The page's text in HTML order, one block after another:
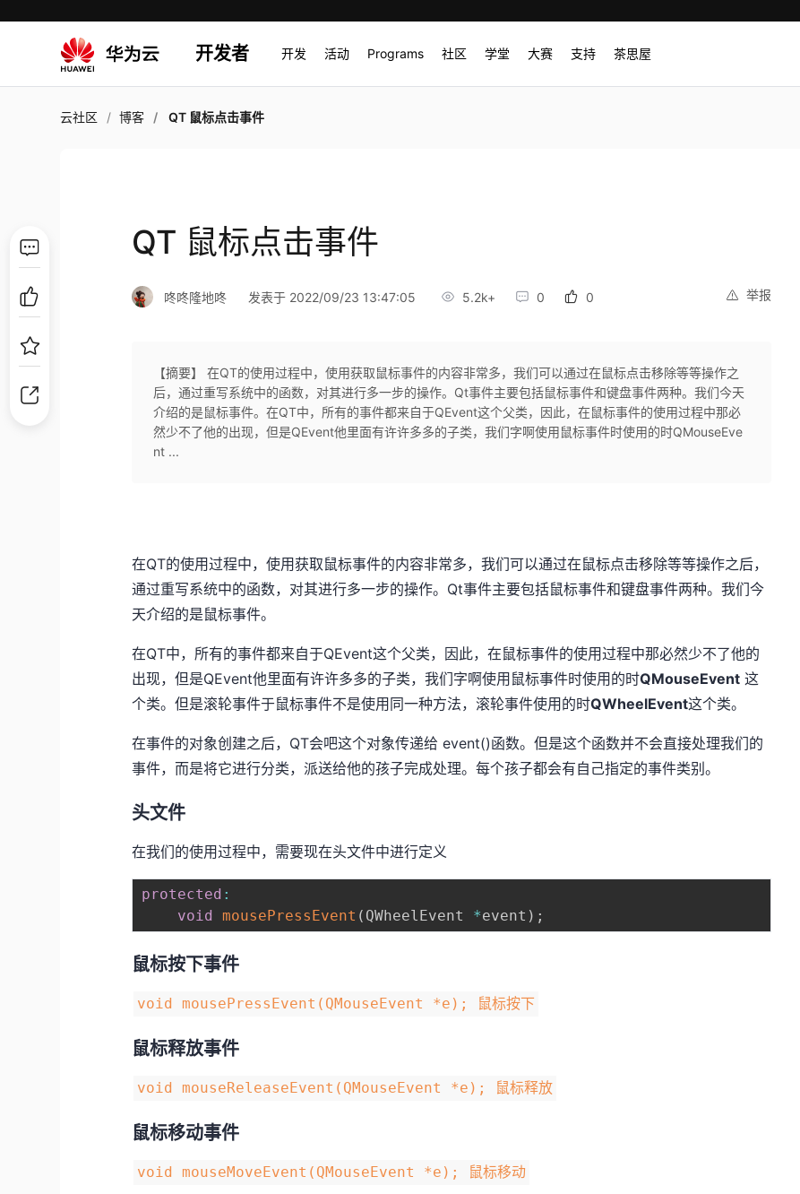
开发者 开发 活动 Programs 社区 学堂 大赛 支持 茶思屋
云社区 博客 QT 鼠标点击事件
QT 鼠标点击事件
举报
咚咚隆地咚 发表于 2022/09/23 13:47:05 5.2k+ 0 0
【摘要】 在QT的使用过程中，使用获取鼠标事件的内容非常多，我们可以通过在鼠标点击移除等等操作之
后，通过重写系统中的函数，对其进行多一步的操作。Qt事件主要包括鼠标事件和键盘事件两种。我们今天
介绍的是鼠标事件。在QT中，所有的事件都来自于QEvent这个父类，因此，在鼠标事件的使用过程中那必
然少不了他的出现，但是QEvent他里面有许许多多的子类，我们字啊使用鼠标事件时使用的时QMouseEve
nt ...
在QT的使用过程中，使用获取鼠标事件的内容非常多，我们可以通过在鼠标点击移除等等操作之后，
通过重写系统中的函数，对其进行多一步的操作。Qt事件主要包括鼠标事件和键盘事件两种。我们今
天介绍的是鼠标事件。
在QT中，所有的事件都来自于QEvent这个父类，因此，在鼠标事件的使用过程中那必然少不了他的
出现，但是QEvent他里面有许许多多的子类，我们字啊使用鼠标事件时使用的时QMouseEvent 这
个类。但是滚轮事件于鼠标事件不是使用同一种方法，滚轮事件使用的时QWheelEvent这个类。
在事件的对象创建之后，QT会吧这个对象传递给 event()函数。但是这个函数并不会直接处理我们的
事件，而是将它进行分类，派送给他的孩子完成处理。每个孩子都会有自己指定的事件类别。
头文件
在我们的使用过程中，需要现在头文件中进行定义
protected :
void
mousePressEvent ( QWheelEvent *event ) ;
鼠标按下事件
void mousePressEvent(QMouseEvent *e); 鼠标按下
鼠标释放事件
void mouseReleaseEvent(QMouseEvent *e); 鼠标释放
鼠标移动事件
void mouseMoveEvent(QMouseEvent *e); 鼠标移动